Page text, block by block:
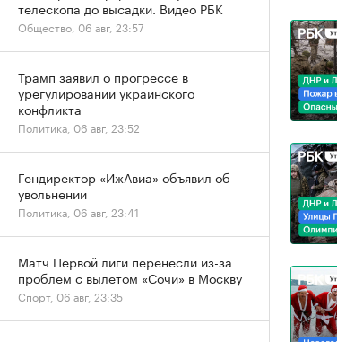
телескопа до высадки. Видео РБК
Общество, 06 авг, 23:57
Трамп заявил о прогрессе в
урегулировании украинского
конфликта
Политика, 06 авг, 23:52
Гендиректор «ИжАвиа» объявил об
увольнении
Политика, 06 авг, 23:41
Матч Первой лиги перенесли из-за
проблем с вылетом «Сочи» в Москву
Спорт, 06 авг, 23:35